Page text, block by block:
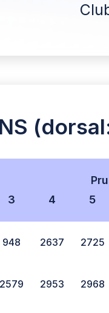
3 4 5
948 2637 2725
2579 2953 2968